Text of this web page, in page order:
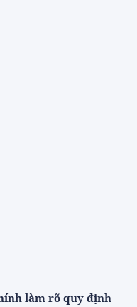
làm rõ quy định